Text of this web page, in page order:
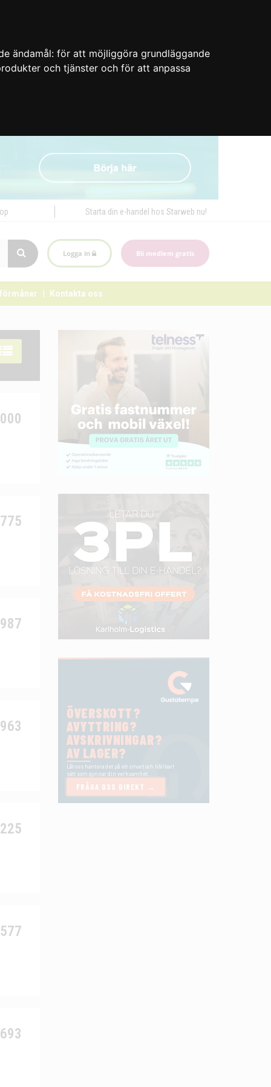
ändamål: för att möjliggöra grundläggande
och tjänster och för att anpassa
Starta din e-handel hos Starweb nu!
Logga in Bli medlem gratis
Kontakta oss